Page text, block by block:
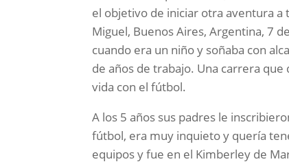
el objetivo de iniciar otra aventura a
Miguel, Buenos Aires, Argentina, 7
cuando era un niño y soñaba con
de años de trabajo. Una carrera
vida con el fútbol.
A los 5 años sus padres le
fútbol, era muy inquieto y quería
equipos y fue en el Kimberley de